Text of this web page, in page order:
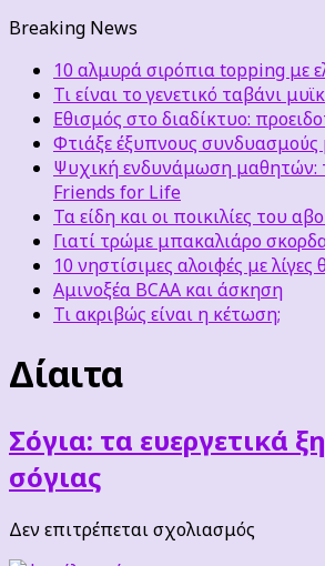
Breaking News
10 αλμυρά σιρόπια topping με
Τι είναι το γενετικό ταβάνι
Εθισμός στο διαδίκτυο:
Φτιάξε έξυπνους συνδυασμούς
Ψυχική ενδυνάμωση μαθητών:
Friends for Life
Τα είδη και οι ποικιλίες του
Γιατί τρώμε μπακαλιάρο
10 νηστίσιμες αλοιφές με λίγες
Αμινοξέα BCAA και άσκηση
Τι ακριβώς είναι η κέτωση;
Δίαιτα
Σόγια: τα ευεργετικά
σόγιας
Δεν επιτρέπεται σχολιασμός